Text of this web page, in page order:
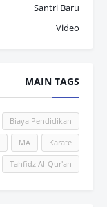
Santri Baru
Video
MAIN TAGS
Biaya Pendidikan
Karate
MA
Tahfidz Al-Qur'an